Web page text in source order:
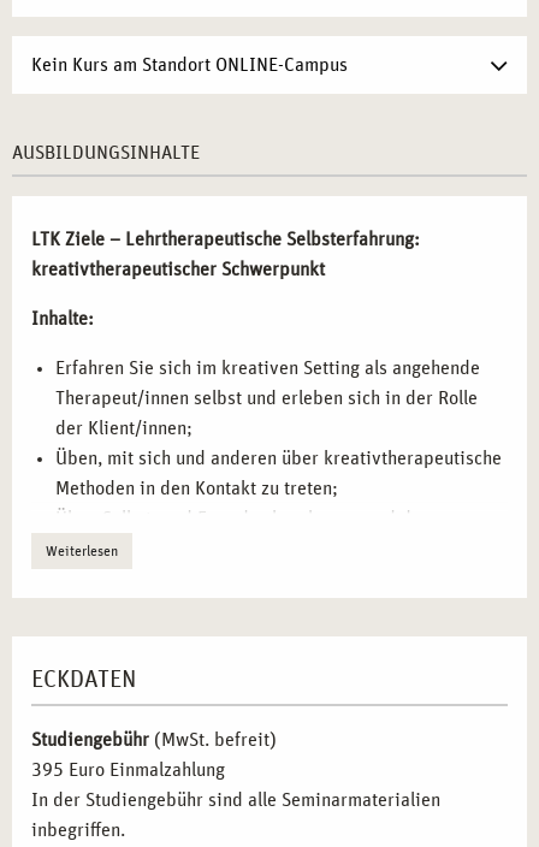
Kein Kurs am Standort ONLINE-Campus
AUSBILDUNGSINHALTE
LTK Ziele – Lehrtherapeutische Selbsterfahrung:
kreativtherapeutischer Schwerpunkt
Inhalte:
Erfahren Sie sich im kreativen Setting als angehende
Therapeut/innen selbst und erleben sich in der Rolle
der Klient/innen;
Üben, mit sich und anderen über kreativtherapeutische
Methoden in den Kontakt zu treten;
Üben Selbst- und Fremdwahrnehmung und deren
Artikulation und Beschreibung;
Probieren unterschiedlichste Ausdrucksmöglichkeiten;
innerliche Befindlichkeiten im kreativen Prozess
Reflektion von Nähe und Distanz aus professioneller
Sicht in unterschiedlichen Rollen.
Weiterlesen
ECKDATEN
Studiengebühr (MwSt. befreit)
395 Euro Einmalzahlung
In der Studiengebühr sind alle Seminarmaterialien
inbegriffen.